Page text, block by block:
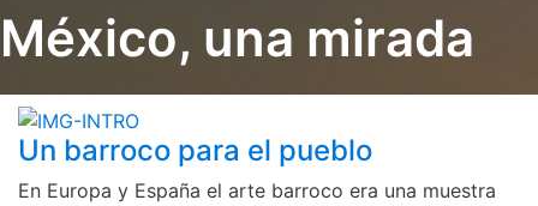
México, una mirada
Un barroco para el pueblo
En Europa y España el arte barroco era una muestra